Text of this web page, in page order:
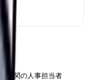
機関の人事担当者